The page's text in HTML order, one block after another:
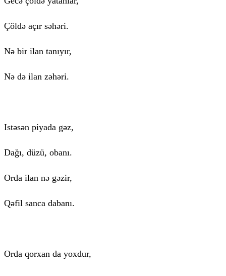
Çöldə açır səhəri.
Nə bir ilan tanıyır,
Nə də ilan zəhəri.
Istəsən piyada gəz,
Dağı, düzü, obanı.
Orda ilan nə gəzir,
Qəfil sanca dabanı.
Orda qorxan da yoxdur,